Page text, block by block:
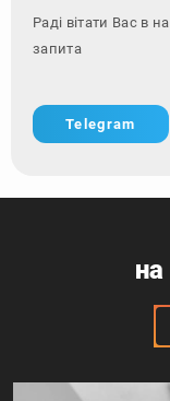
Раді вітати Вас в
запитання - зверн
Telegram